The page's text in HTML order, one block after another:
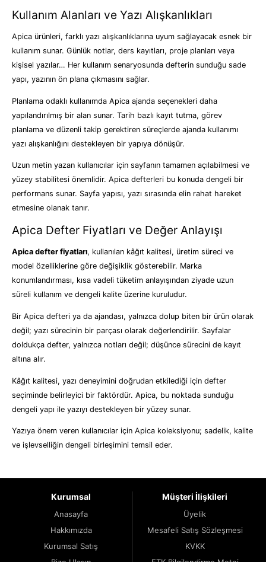
Kullanım Alanları ve Yazı Alışkanlıkları
Apica ürünleri, farklı yazı alışkanlıklarına uyum sağlayacak esnek bir
kullanım sunar. Günlük notlar, ders kayıtları, proje planları veya
kişisel yazılar… Her kullanım senaryosunda defterin sunduğu sade
yapı, yazının ön plana çıkmasını sağlar.
Planlama odaklı kullanımda Apica ajanda seçenekleri daha
yapılandırılmış bir alan sunar. Tarih bazlı kayıt tutma, görev
planlama ve düzenli takip gerektiren süreçlerde ajanda kullanımı
yazı alışkanlığını destekleyen bir yapıya dönüşür.
Uzun metin yazan kullanıcılar için sayfanın tamamen açılabilmesi ve
yüzey stabilitesi önemlidir. Apica defterleri bu konuda dengeli bir
performans sunar. Sayfa yapısı, yazı sırasında elin rahat hareket
etmesine olanak tanır.
Apica Defter Fiyatları ve Değer Anlayışı
Apica defter fiyatları, kullanılan kâğıt kalitesi, üretim süreci ve
model özelliklerine göre değişiklik gösterebilir. Marka
konumlandırması, kısa vadeli tüketim anlayışından ziyade uzun
süreli kullanım ve dengeli kalite üzerine kuruludur.
Bir Apica defteri ya da ajandası, yalnızca dolup biten bir ürün olarak
değil; yazı sürecinin bir parçası olarak değerlendirilir. Sayfalar
doldukça defter, yalnızca notları değil; düşünce sürecini de kayıt
altına alır.
Kâğıt kalitesi, yazı deneyimini doğrudan etkilediği için defter
seçiminde belirleyici bir faktördür. Apica, bu noktada sunduğu
dengeli yapı ile yazıyı destekleyen bir yüzey sunar.
Yazıya önem veren kullanıcılar için Apica koleksiyonu; sadelik, kalite
ve işlevselliğin dengeli birleşimini temsil eder.
Kurumsal
Anasayfa
Hakkımızda
Kurumsal Satış
Müşteri İlişkileri
Üyelik
Mesafeli Satış Sözleşmesi
KVKK